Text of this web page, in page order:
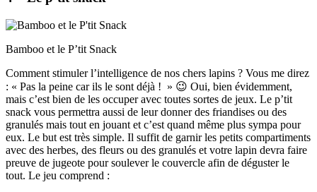
Bamboo et le P’tit Snack
Comment stimuler l’intelligence de nos chers lapins ? Vous me direz
: « Pas la peine car ils le sont déjà ! » 😉 Oui, bien évidemment,
mais c’est bien de les occuper avec toutes sortes de jeux. Le p’tit
snack vous permettra aussi de leur donner des friandises ou des
granulés mais tout en jouant et c’est quand même plus sympa pour
eux. Le but est très simple. Il suffit de garnir les petits compartiments
avec des herbes, des fleurs ou des granulés et votre lapin devra faire
preuve de jugeote pour soulever le couvercle afin de déguster le
tout. Le jeu comprend :